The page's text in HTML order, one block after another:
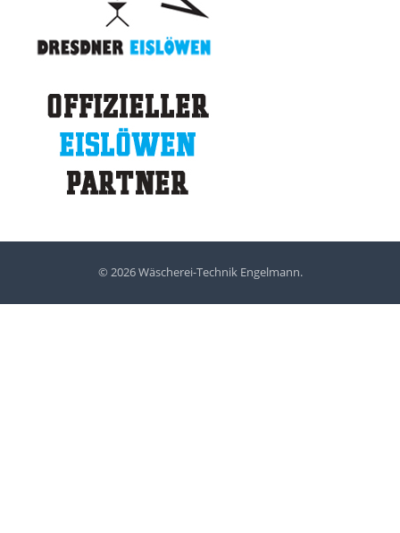
© 2026 Wäscherei-Technik Engelmann.